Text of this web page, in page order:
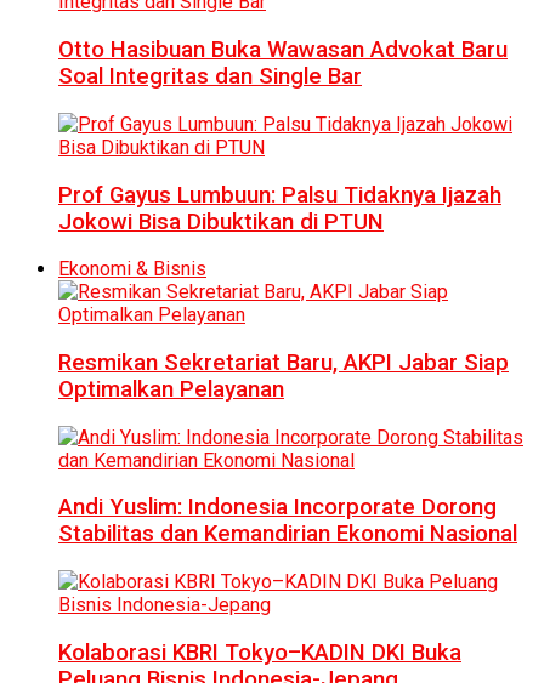
Otto Hasibuan Buka Wawasan Advokat Baru
Soal Integritas dan Single Bar
Prof Gayus Lumbuun: Palsu Tidaknya Ijazah
Jokowi Bisa Dibuktikan di PTUN
Ekonomi & Bisnis
Resmikan Sekretariat Baru, AKPI Jabar Siap
Optimalkan Pelayanan
Andi Yuslim: Indonesia Incorporate Dorong
Stabilitas dan Kemandirian Ekonomi Nasional
Kolaborasi KBRI Tokyo–KADIN DKI Buka